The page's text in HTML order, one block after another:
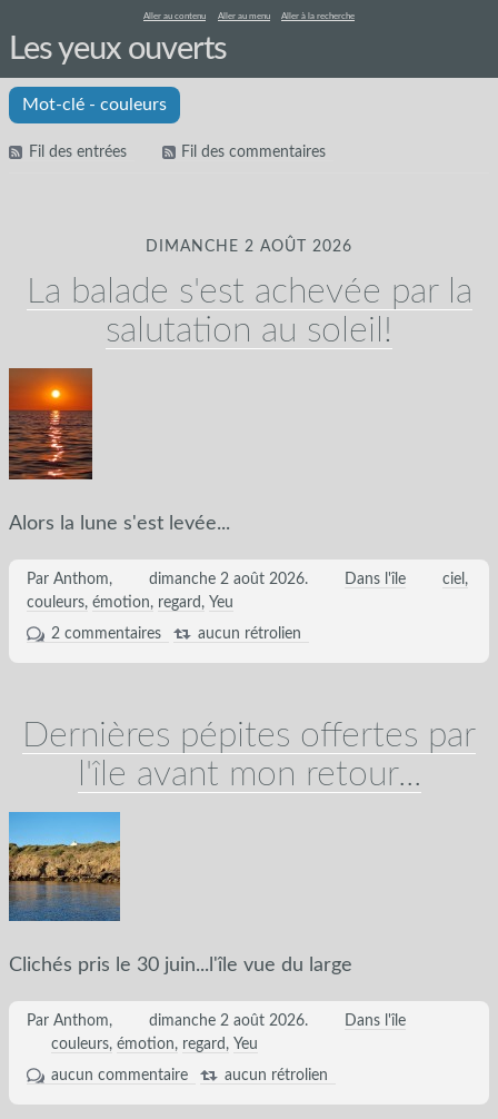
Aller au contenu Aller au menu Aller à la recherche
Les yeux ouverts
Mot-clé - couleurs
Fil des entrées Fil des commentaires
DIMANCHE 2 AOÛT 2026
La balade s'est achevée par la
salutation au soleil!
Alors la lune s'est levée...
Par Anthom, dimanche 2 août 2026. Dans l'île
ciel
couleurs émotion regard
Yeu
2 commentaires
aucun rétrolien
Dernières pépites offertes par
l'île avant mon retour...
Clichés pris le 30 juin...l'île vue du large
Par Anthom, dimanche 2 août 2026.
Dans l'île
couleurs émotion regard
Yeu
aucun commentaire
aucun rétrolien